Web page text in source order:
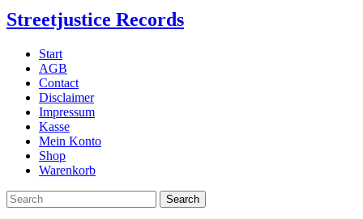
Streetjustice Records
Start
AGB
Contact
Disclaimer
Impressum
Kasse
Mein Konto
Shop
Warenkorb